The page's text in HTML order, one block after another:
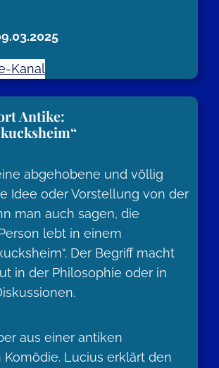
Kanal
Antike:
abgehobene und völlig
Idee oder Vorstellung von der
man auch sagen, die
lebt in einem
Der Begriff macht
in der Philosophie oder in
aus einer antiken
Komödie. Lucius erklärt den